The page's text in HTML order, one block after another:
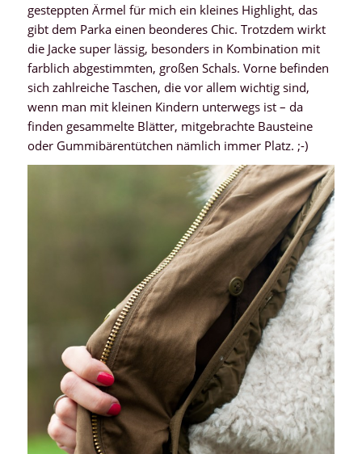
gesteppten Ärmel für mich ein kleines Highlight, das
gibt dem Parka einen beonderes Chic. Trotzdem wirkt
die Jacke super lässig, besonders in Kombination mit
farblich abgestimmten, großen Schals. Vorne befinden
sich zahlreiche Taschen, die vor allem wichtig sind,
wenn man mit kleinen Kindern unterwegs ist – da
finden gesammelte Blätter, mitgebrachte Bausteine
oder Gummibärentütchen nämlich immer Platz. ;-)